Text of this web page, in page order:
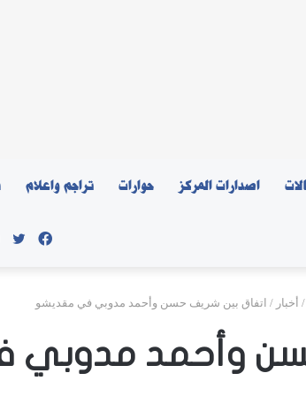
اصدارات المركز حوارات تراجم واعلام
/ أخبار / اتفاق بين شريف حسن وأحمد مدوبي في مقديشو
وأحمد